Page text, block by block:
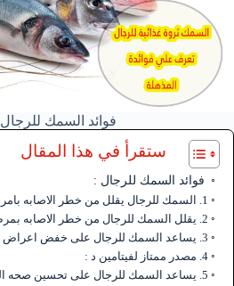
فوائد السمك للرجال
ستقرأ في هذا المقال
فوائد السمك للرجال :
1. السمك للرجال يقلل من خطر الاصابه بامراض القلب :
2. يقلل السمك للرجال من خطر الاصابه بمرض الزهايمر :
3. يساعد السمك للرجال على خفض اعراض الاكتئاب :
4. مصدر ممتاز لفيتامين د :
5. يساعد السمك للرجال على تحسين صحه العين و الرؤيه :